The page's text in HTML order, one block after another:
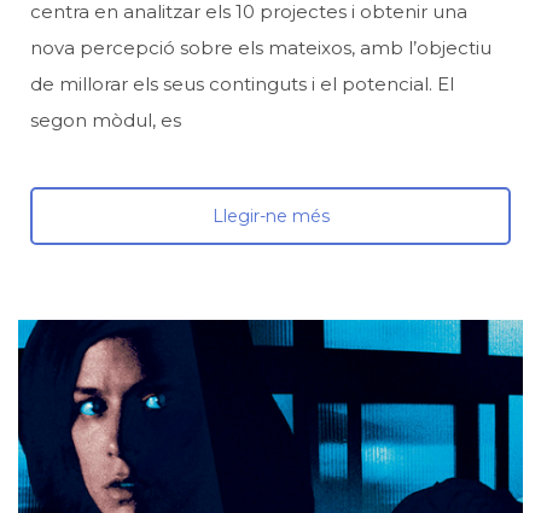
centra en analitzar els 10 projectes i obtenir una
nova percepció sobre els mateixos, amb l’objectiu
de millorar els seus continguts i el potencial. El
segon mòdul, es
Llegir-ne més